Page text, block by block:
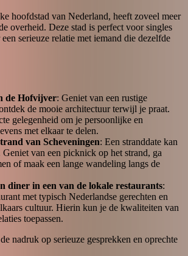
hoofdstad van Nederland, heeft zoveel meer
overheid. Deze stad is perfect voor singles
serieuze relatie met iemand die dezelfde
de Hofvijver: Geniet van een rustige
de mooie architectuur terwijl je praat.
gelegenheid om je persoonlijke en
met elkaar te delen.
van Scheveningen: Een stranddate kan
van een picknick op het strand, ga
of maak een lange wandeling langs de
diner in een van de lokale restaurants:
met typisch Nederlandse gerechten en
cultuur. Hierin kun je de kwaliteiten van
toepassen.
nadruk op serieuze gesprekken en oprechte